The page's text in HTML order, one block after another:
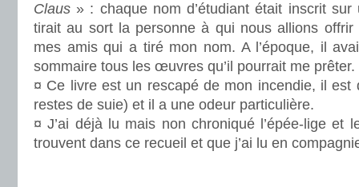
Claus » : chaque nom d’étudiant était inscrit
tirait au sort la personne à qui nous allions offrir
mes amis qui a tiré mon nom. A l’époque, il
sommaire tous les œuvres qu’il pourrait me prêter.
¤ Ce livre est un rescapé de mon incendie, il est
restes de suie) et il a une odeur particulière.
¤ J’ai déjà lu mais non chroniqué l’épée-lige et
trouvent dans ce recueil et que j’ai lu en